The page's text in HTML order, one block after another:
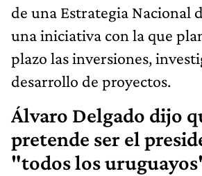
de una Estrategia Nacional
una iniciativa con la que
plazo las inversiones,
desarrollo de proyectos.
Álvaro Delgado dijo
pretende ser el
"todos los